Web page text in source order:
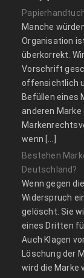
Manche
Organisation
überkorrekt.
Vorschrift
offensichtlich
Befüllen eines
anderen Marke
wenn […]
Bestehen
Deutschland?
Wenn gegen
Widerspruch
gelöscht. Sie
eines Dritten
Auch Klagen
Löschung der
wird die Marke